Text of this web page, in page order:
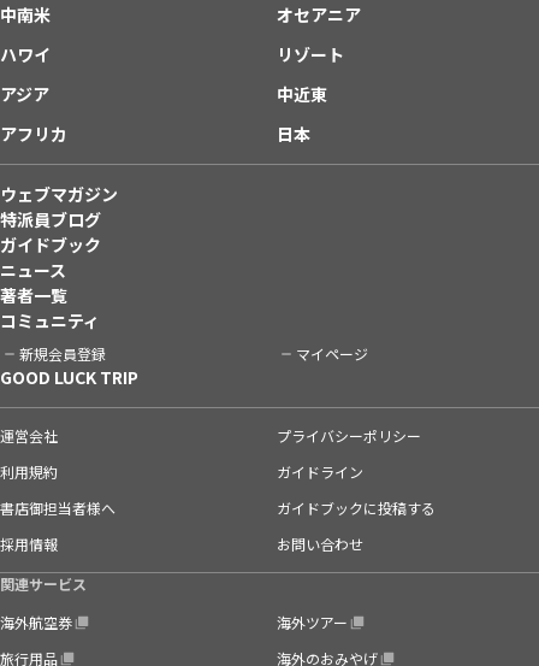
中南米
オセアニア
ハワイ
リゾート
アジア
中近東
アフリカ
日本
ウェブマガジン
特派員ブログ
ガイドブック
ニュース
著者一覧
コミュニティ
新規会員登録 マイページ
GOOD LUCK TRIP
運営会社
プライバシーポリシー
利用規約
ガイドライン
書店御担当者様へ
ガイドブックに投稿する
採用情報
お問い合わせ
関連サービス
海外航空券
海外ツアー
旅行用品
海外のおみやげ